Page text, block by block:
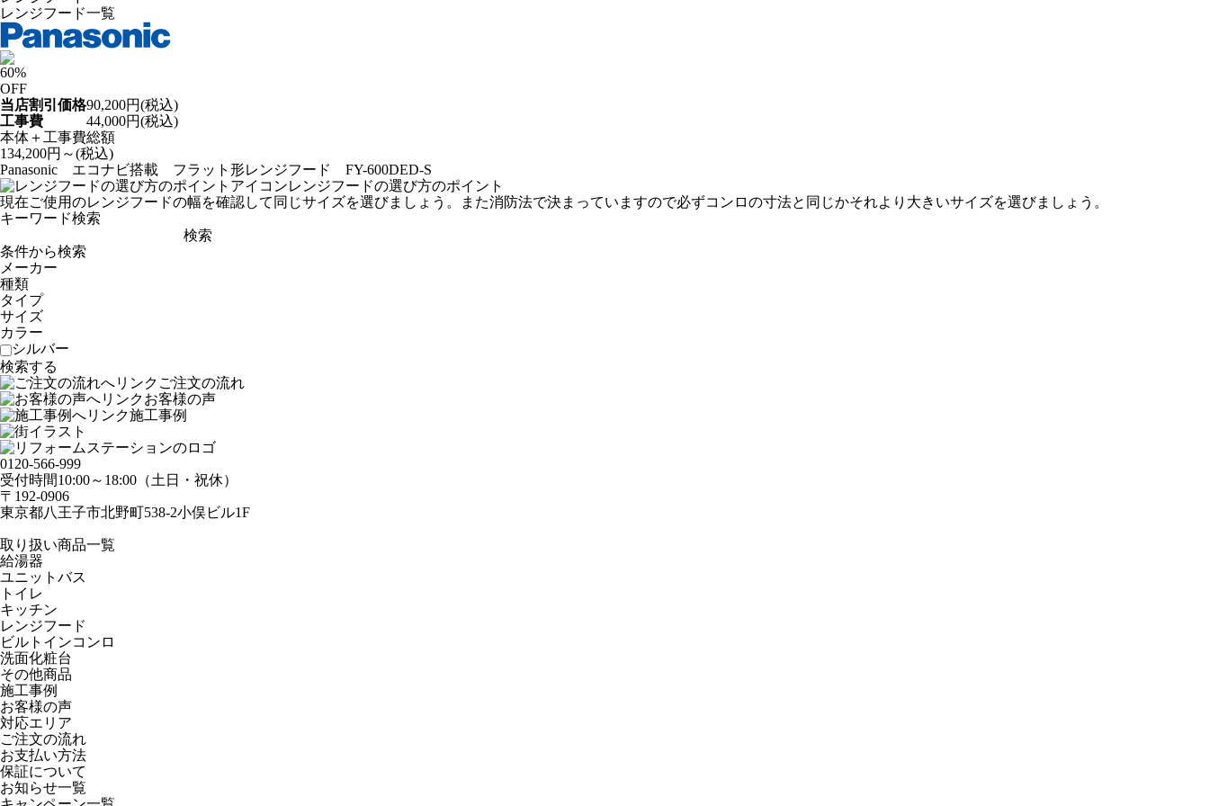
レンジフード一覧
60%
OFF
当店割引価格90,200円(税込)
工事費
44,000円(税込)
本体＋工事費総額
134,200円～(税込)
Panasonic エコナビ搭載 フラット形レンジフード FY-600DED-S
レンジフードの選び方のポイント
現在ご使用のレンジフードの幅を確認して同じサイズを選びましょう。また消防法で決まっていますので必ずコンロの寸法と同じかそれより大きいサイズを選びましょう。
キーワード検索
条件から検索
メーカー
種類
タイプ
サイズ
カラー
シルバー
ご注文の流れ
お客様の声
施工事例
0120-566-999
受付時間10:00～18:00（土日・祝休）
〒192-0906
東京都八王子市北野町538-2小俣ビル1F
取り扱い商品一覧
給湯器
ユニットバス
トイレ
キッチン
レンジフード
ビルトインコンロ
洗面化粧台
その他商品
施工事例
お客様の声
対応エリア
ご注文の流れ
お支払い方法
保証について
お知らせ一覧